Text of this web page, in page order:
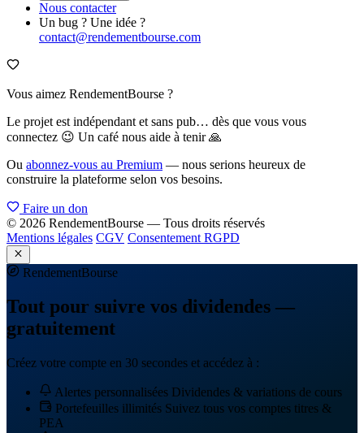
Nous contacter
Un bug ? Une idée ?
contact@rendementbourse.com
Vous aimez RendementBourse ?
Le projet est indépendant et sans pub… dès que vous vous
connectez 😉 Un café nous aide à tenir 🙏
Ou abonnez-vous au Premium — nous serions heureux de
construire la plateforme selon vos besoins.
Faire un don
© 2026 RendementBourse — Tous droits réservés
Mentions légales CGV Consentement RGPD
RendementBourse
Tout pour suivre vos dividendes —
gratuitement
Créez votre compte en 30 secondes et accédez à :
Alertes personnalisées Dividendes & variations de cours
Portefeuilles illimités Suivez tous vos comptes titres &
PEA